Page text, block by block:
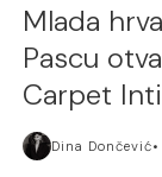
Mlada
Pascu
Carpet
Dina Dončević